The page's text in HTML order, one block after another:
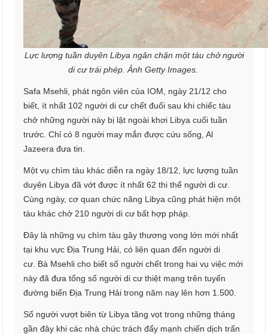
Lực lượng tuần duyên Libya ngăn chặn một tàu chở người
di cư trái phép. Ảnh Getty Images.
Safa Msehli, phát ngôn viên của IOM, ngày 21/12 cho
biết, ít nhất 102 người di cư chết đuối sau khi chiếc tàu
chở những người này bị lật ngoài khơi Libya cuối tuần
trước. Chỉ có 8 người may mắn được cứu sống, Al
Jazeera đưa tin.
Một vụ chìm tàu khác diễn ra ngày 18/12, lực lượng tuần
duyên Libya đã vớt được ít nhất 62 thi thể người di cư.
Cùng ngày, cơ quan chức năng Libya cũng phát hiện một
tàu khác chở 210 người di cư bất hợp pháp.
Đây là những vụ chìm tàu gây thương vong lớn mới nhất
tại khu vực Địa Trung Hải, có liên quan đến người di
cư. Bà Msehli cho biết số người chết trong hai vụ việc mới
này đã đưa tổng số người di cư thiệt mạng trên tuyến
đường biển Địa Trung Hải trong năm nay lên hơn 1.500.
Số người vượt biên từ Libya tăng vọt trong những tháng
gần đây khi các nhà chức trách đẩy mạnh chiến dịch trấn